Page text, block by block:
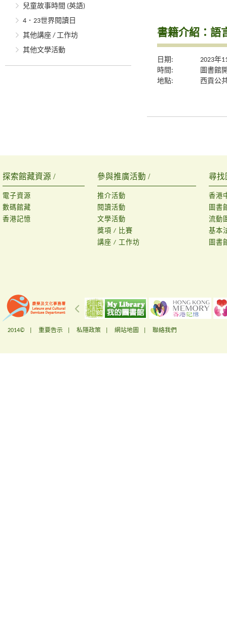
兒童故事時間 (英語)
4．23世界閱讀日
其他講座 / 工作坊
其他文學活動
書籍介紹：語
日期:
2023年
時間:
圖書館
地點:
西貢公
探索館藏資源 /
電子資源
數碼館藏
香港記憶
參與推廣活動 /
推介活動
閱讀活動
文學活動
獎項 / 比賽
講座 / 工作坊
尋找
香港
圖書
流動
基本
圖書
2014© | 重要告示 私隱政策 網站地圖 聯絡我們